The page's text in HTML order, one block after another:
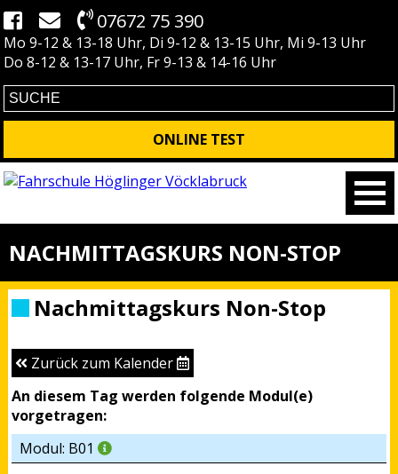
07672 75 390
Mo 9-12 & 13-18 Uhr, Di 9-12 & 13-15 Uhr, Mi 9-13 Uhr
Do 8-12 & 13-17 Uhr, Fr 9-13 & 14-16 Uhr
ONLINE TEST
NACHMITTAGSKURS NON-STOP
Nachmittagskurs Non-Stop
Zurück zum Kalender
An diesem Tag werden folgende Modul(e)
vorgetragen:
Modul: B01